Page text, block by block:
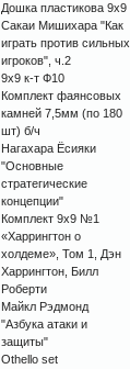
Дошка пластикова 9x9
Сакаи Мишихара "Как
играть против сильных
игроков", ч.2
9х9 к-т Ф10
Комплект фаянсовых
камней 7,5мм (по 180
шт) б/ч
Нагахара Ёсияки
"Основные
стратегические
концепции"
Комплект 9х9 №1
«Харрингтон о
холдеме», Том 1, Дэн
Харрингтон, Билл
Роберти
Майкл Рэдмонд
"Азбука атаки и
защиты"
Othello set